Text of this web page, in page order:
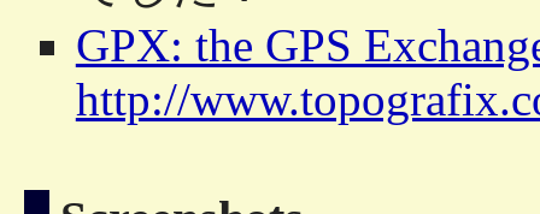
GPX: the GPS
http://